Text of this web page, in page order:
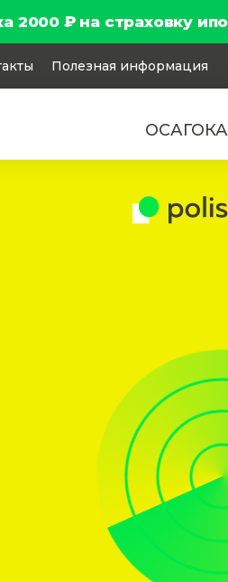
2000 ₽ на страховку
Полезная информация
ОСАГО